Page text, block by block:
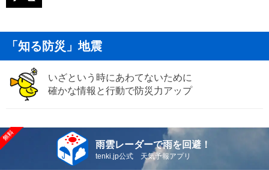
「知る防災」地震
いざという時にあわてないために
確かな情報と行動で防災力アップ
雨雲レーダーで雨を回避！
tenki.jp公式 天気予報アプリ